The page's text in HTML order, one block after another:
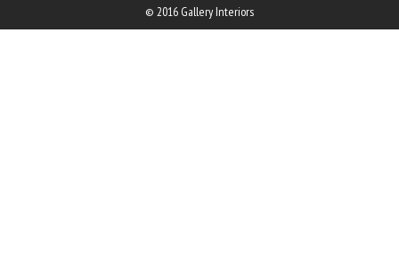
© 2016 Gallery Interiors